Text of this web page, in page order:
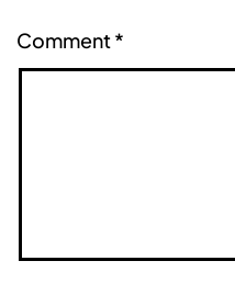
Comment*